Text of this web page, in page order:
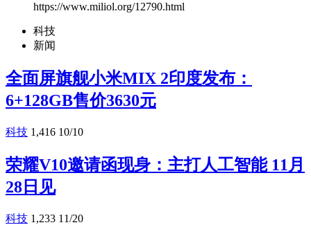
https://www.miliol.org/12790.html
科技
新闻
全面屏旗舰小米MIX 2印度发布：
6+128GB售价3630元
科技 1,416 10/10
荣耀V10邀请函现身：主打人工智能 11月
28日见
科技 1,233 11/20